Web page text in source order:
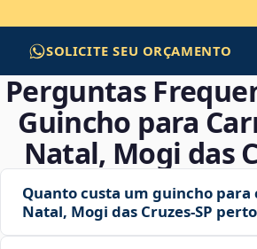
SOLICITE SEU ORÇAMENTO
Perguntas
Guincho para
Natal, Mogi das
Quanto custa um guincho para
Natal, Mogi das Cruzes‑SP